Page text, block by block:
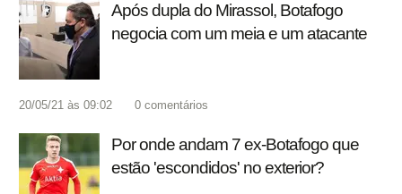
Após dupla do Mirassol, Botafogo
negocia com um meia e um atacante
20/05/21 às 09:02 0 comentários
Por onde andam 7 ex-Botafogo que
estão 'escondidos' no exterior?